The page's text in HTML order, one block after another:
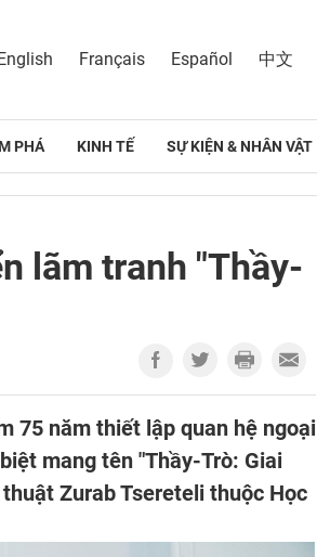
Français Español 中文
PHÁ KINH TẾ SỰ KIỆN & NHÂN VẬT
lãm tranh "Thầy-
75 năm thiết lập quan hệ ngoại
mang tên "Thầy-Trò: Giai
Zurab Tsereteli thuộc Học